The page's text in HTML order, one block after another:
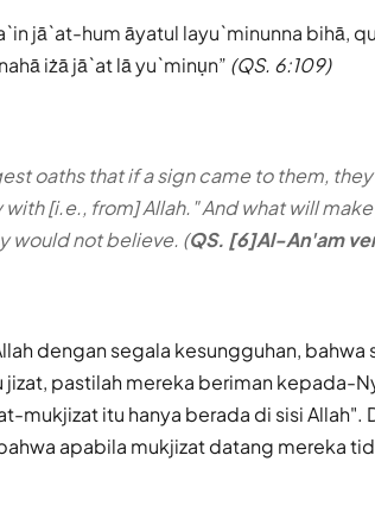
jā`at-hum āyatul layu`minunna bihā,
iżā jā`at lā yu`minụn (QS. 6:109)
oaths that if a sign came to them,
with [i.e., from] Allah." And what will
would not believe. (QS. [6]Al-An'am
dengan segala kesungguhan, bahwa
pastilah mereka beriman kepada-
mukjizat itu hanya berada di sisi Allah".
apabila mukjizat datang mereka